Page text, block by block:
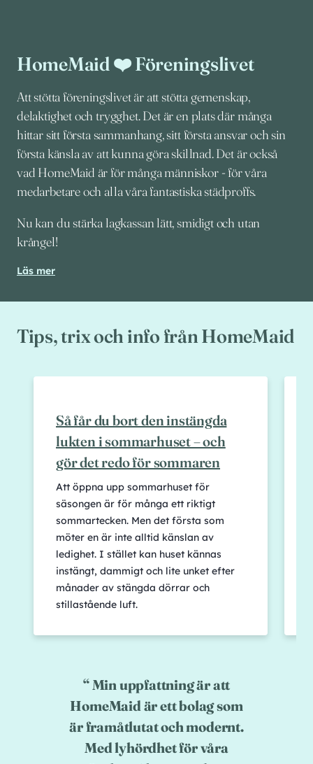
HomeMaid ❤️ Föreningslivet
Att stötta föreningslivet är att stötta gemenskap,
delaktighet och trygghet. Det är en plats där många
hittar sitt första sammanhang, sitt första ansvar och sin
första känsla av att kunna göra skillnad. Det är också
vad HomeMaid är för många människor - för våra
medarbetare och alla våra fantastiska städproffs.
Nu kan du stärka lagkassan lätt, smidigt och utan
krångel!
Läs mer
Tips, trix och info från HomeMaid
Så får du bort den instängda
lukten i sommarhuset – och
gör det redo för sommaren
Att öppna upp sommarhuset för
säsongen är för många ett riktigt
sommartecken. Men det första som
möter en är inte alltid känslan av
ledighet. I stället kan huset kännas
instängt, dammigt och lite unket efter
månader av stängda dörrar och
stillastående luft.
Min uppfattning är att
HomeMaid är ett bolag som
är framåtlutat och modernt.
Med lyhördhet för våra